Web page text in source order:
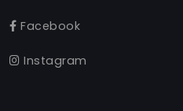
Facebook
Instagram